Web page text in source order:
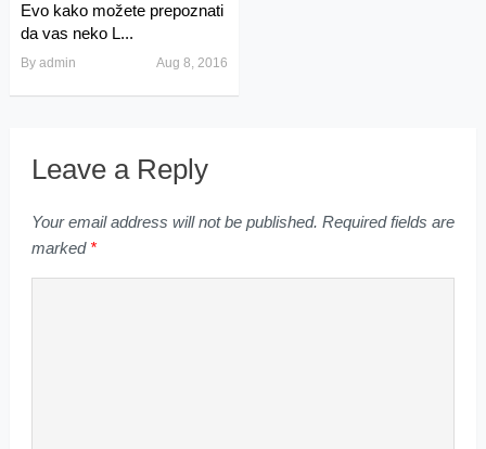
Evo kako možete prepoznati
da vas neko L...
By admin Aug 8, 2016
Leave a Reply
Your email address will not be published. Required fields are
marked *